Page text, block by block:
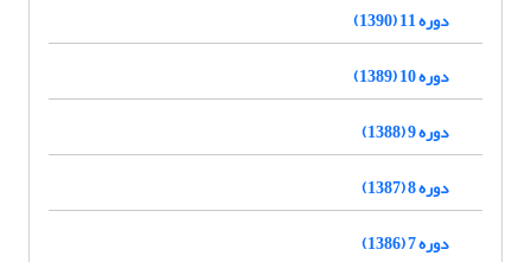
دوره 11 (1390)
دوره 10 (1389)
دوره 9 (1388)
دوره 8 (1387)
دوره 7 (1386)